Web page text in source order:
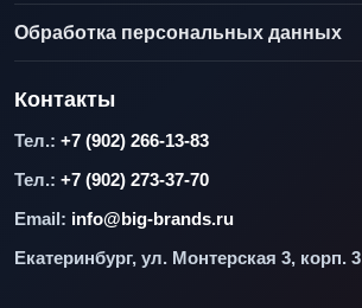
Обработка персональных данных
Контакты
Тел.: +7 (902) 266-13-83
Тел.: +7 (902) 273-37-70
Email: info@big-brands.ru
Екатеринбург, ул. Монтерская 3, корп. 3